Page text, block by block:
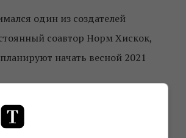
один из создателей
соавтор Норм Хискок,
начать весной 2021
Дональда Трампа в 2018
По сюжету шоу, его